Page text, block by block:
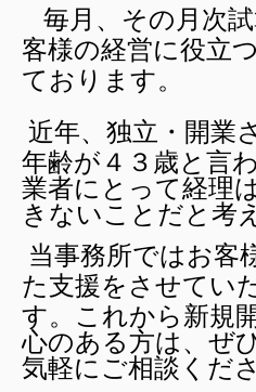
TKCシステムQ&A
社長メニューASP版
関与先向け融資商品ご紹介
補助金・助成金・融資情報
社会福祉法人の皆様へ
社会福祉法人会計Q&A
個人情報保護方針
求人情報
毎月、その月次
客様の経営に役立
ております。
近年、独立・開業
年齢が４３歳と言
業者にとって経理
きないことだと考
当事務所ではお客
た支援をさせてい
す。 これから新規
心のある方は、ぜ
気軽にご相談くださ